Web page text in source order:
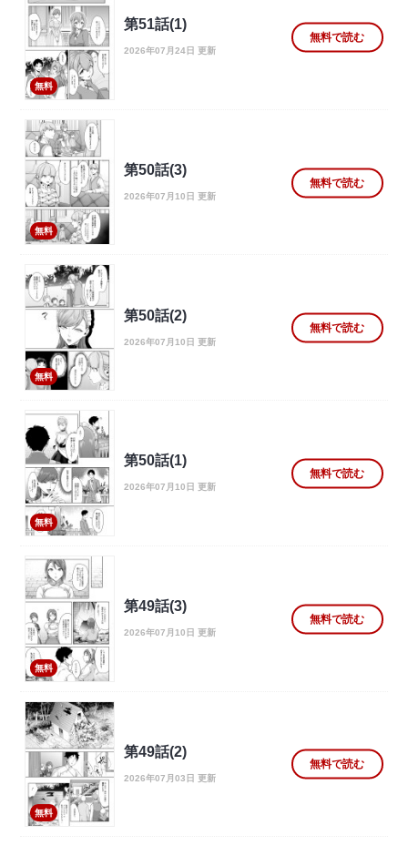
無料
第51話(1)
2026年07月24日 更新
無料で読む
無料
第50話(3)
2026年07月10日 更新
無料で読む
無料
第50話(2)
2026年07月10日 更新
無料で読む
無料
第50話(1)
2026年07月10日 更新
無料で読む
無料
第49話(3)
2026年07月10日 更新
無料で読む
無料
第49話(2)
2026年07月03日 更新
無料で読む